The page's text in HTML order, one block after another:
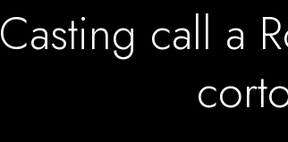
Casting call a